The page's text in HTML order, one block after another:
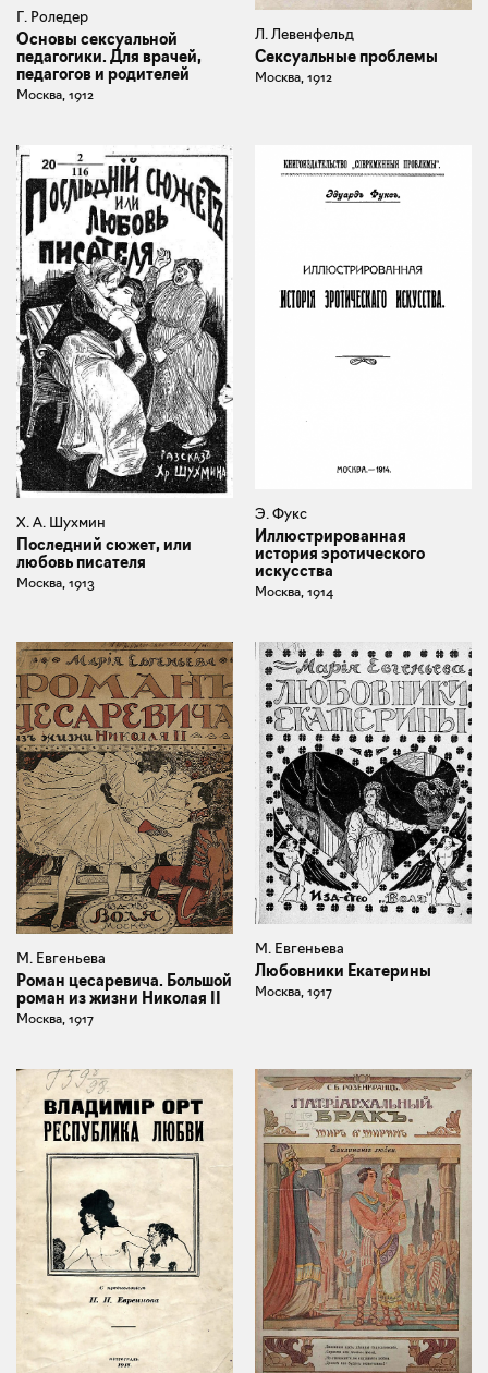
Г. Роледер
Основы сексуальной
педагогики. Для врачей,
педагогов и родителей
Москва, 1912
Л. Левенфельд
Сексуальные проблемы
Москва, 1912
Х. А. Шухмин
Последний сюжет, или
любовь писателя
Москва, 1913
Э. Фукс
Иллюстрированная
история эротического
искусства
Москва, 1914
М. Евгеньева
Роман цесаревича. Большой
роман из жизни Николая II
Москва, 1917
М. Евгеньева
Любовники Екатерины
Москва, 1917